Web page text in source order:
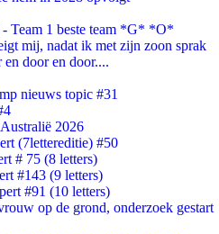
Team 1 beste team *G* *O*
mij, nadat ik met zijn zoon sprak
door en door....
nieuws topic #31
2026
(7lettereditie) #50
# 75 (8 letters)
#143 (9 letters)
#91 (10 letters)
op de grond, onderzoek gestart